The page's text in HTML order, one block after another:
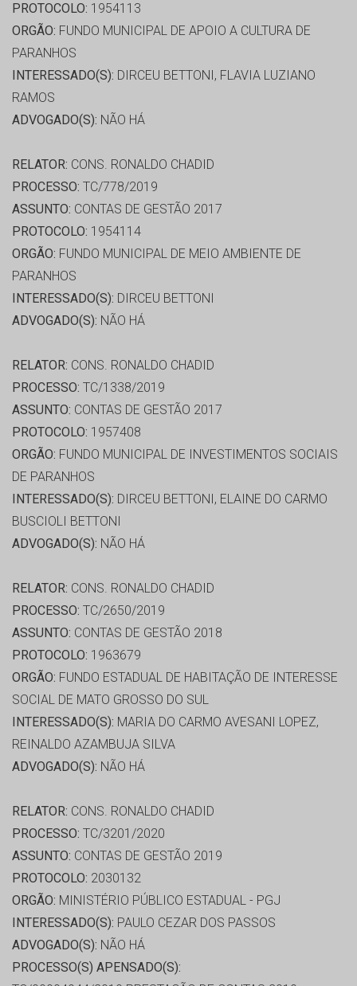
PROTOCOLO: 1954113
ORGÃO: FUNDO MUNICIPAL DE APOIO A CULTURA DE
PARANHOS
INTERESSADO(S): DIRCEU BETTONI, FLAVIA LUZIANO
RAMOS
ADVOGADO(S): NÃO HÁ
RELATOR: CONS. RONALDO CHADID
PROCESSO: TC/778/2019
ASSUNTO: CONTAS DE GESTÃO 2017
PROTOCOLO: 1954114
ORGÃO: FUNDO MUNICIPAL DE MEIO AMBIENTE DE
PARANHOS
INTERESSADO(S): DIRCEU BETTONI
ADVOGADO(S): NÃO HÁ
RELATOR: CONS. RONALDO CHADID
PROCESSO: TC/1338/2019
ASSUNTO: CONTAS DE GESTÃO 2017
PROTOCOLO: 1957408
ORGÃO: FUNDO MUNICIPAL DE INVESTIMENTOS SOCIAIS
DE PARANHOS
INTERESSADO(S): DIRCEU BETTONI, ELAINE DO CARMO
BUSCIOLI BETTONI
ADVOGADO(S): NÃO HÁ
RELATOR: CONS. RONALDO CHADID
PROCESSO: TC/2650/2019
ASSUNTO: CONTAS DE GESTÃO 2018
PROTOCOLO: 1963679
ORGÃO: FUNDO ESTADUAL DE HABITAÇÃO DE INTERESSE
SOCIAL DE MATO GROSSO DO SUL
INTERESSADO(S): MARIA DO CARMO AVESANI LOPEZ,
REINALDO AZAMBUJA SILVA
ADVOGADO(S): NÃO HÁ
RELATOR: CONS. RONALDO CHADID
PROCESSO: TC/3201/2020
ASSUNTO: CONTAS DE GESTÃO 2019
PROTOCOLO: 2030132
ORGÃO: MINISTÉRIO PÚBLICO ESTADUAL - PGJ
INTERESSADO(S): PAULO CEZAR DOS PASSOS
ADVOGADO(S): NÃO HÁ
PROCESSO(S) APENSADO(S):